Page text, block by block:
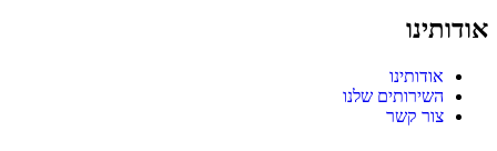
אודותינו
אודותינו
השירותים שלנו
צור קשר